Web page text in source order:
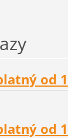
od
od